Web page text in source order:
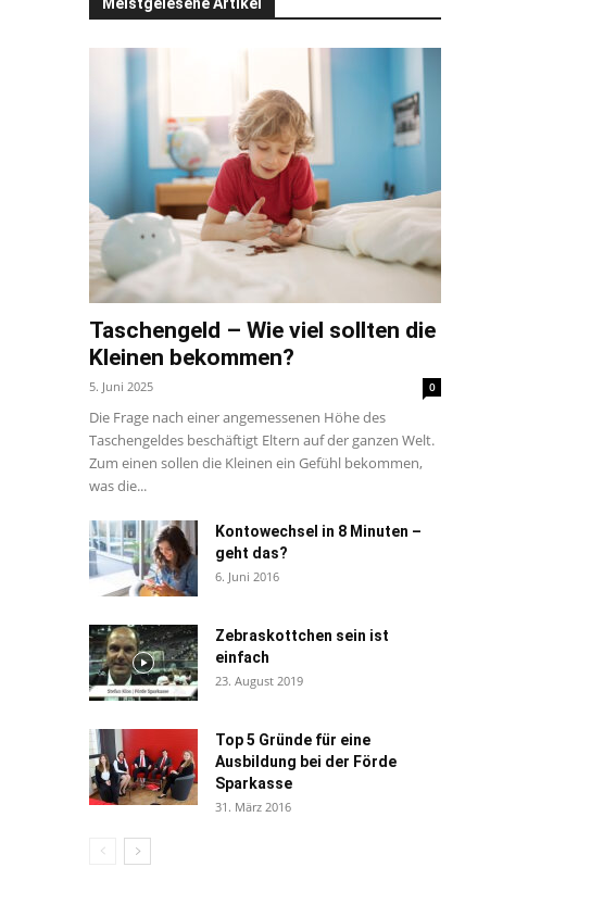
Taschengeld – Wie viel sollten die
Kleinen bekommen?
5. Juni 2025 0
Die Frage nach einer angemessenen Höhe des
Taschengeldes beschäftigt Eltern auf der ganzen Welt.
Zum einen sollen die Kleinen ein Gefühl bekommen,
was die...
Kontowechsel in 8 Minuten –
geht das?
6. Juni 2016
Zebraskottchen sein ist
einfach
23. August 2019
Top 5 Gründe für eine
Ausbildung bei der Förde
Sparkasse
31. März 2016